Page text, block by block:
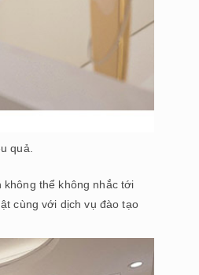
quả.
thể không nhắc tới
cùng với dịch vụ đào tạo